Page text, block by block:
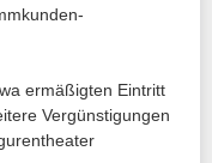
ermäßigten Eintritt
Vergünstigungen